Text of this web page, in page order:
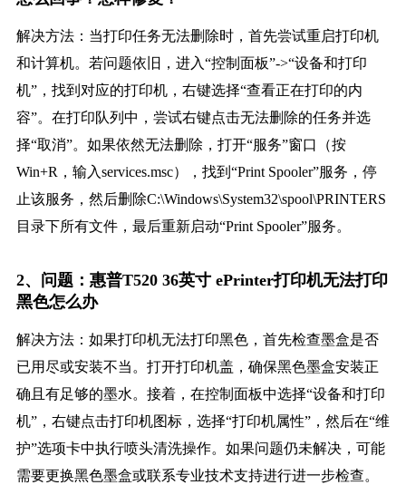
解决方法：当打印任务无法删除时，首先尝试重启打印机
和计算机。若问题依旧，进入“控制面板”->“设备和打印
机”，找到对应的打印机，右键选择“查看正在打印的内
容”。在打印队列中，尝试右键点击无法删除的任务并选
择“取消”。如果依然无法删除，打开“服务”窗口（按
Win+R，输入services.msc），找到“Print Spooler”服务，停
止该服务，然后删除C:\Windows\System32\spool\PRINTERS
目录下所有文件，最后重新启动“Print Spooler”服务。
2、问题：惠普T520 36英寸 ePrinter打印机无法打印
黑色怎么办
解决方法：如果打印机无法打印黑色，首先检查墨盒是否
已用尽或安装不当。打开打印机盖，确保黑色墨盒安装正
确且有足够的墨水。接着，在控制面板中选择“设备和打印
机”，右键点击打印机图标，选择“打印机属性”，然后在“维
护”选项卡中执行喷头清洗操作。如果问题仍未解决，可能
需要更换黑色墨盒或联系专业技术支持进行进一步检查。